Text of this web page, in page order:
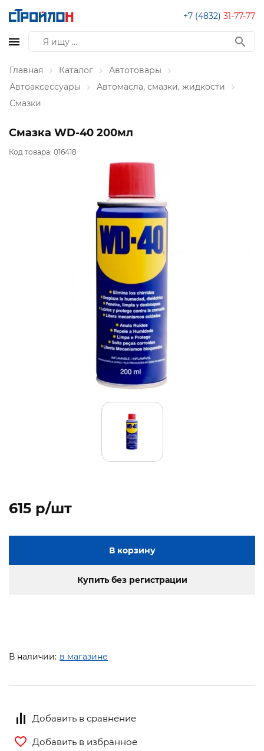
+7 (4832) 31-77-77
Главная Каталог
Автотовары
Автоаксессуары
Автомасла, смазки, жидкости
Смазки
Смазка WD-40 200мл
Код товара: 016418
615 p/шт
В корзину
Купить без регистрации
В наличии: в магазине
Добавить в сравнение
Добавить в избранное